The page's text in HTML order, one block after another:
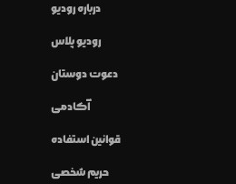
درباره رودیو
رودیو پلاس
دعوت دوستان
آکادمی
قوانین استفاده
حریم شخصی